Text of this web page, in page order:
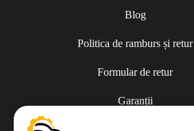
Blog
Politica de ramburs și retur
Formular de retur
Garanții